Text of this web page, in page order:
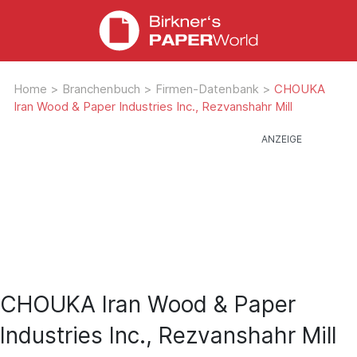
Home > Branchenbuch > Firmen-Datenbank > CHOUKA
Iran Wood & Paper Industries Inc., Rezvanshahr Mill
CHOUKA Iran Wood & Paper
Industries Inc., Rezvanshahr Mill